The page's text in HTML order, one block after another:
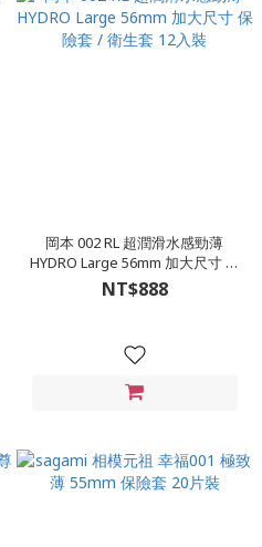
岡本 002 RL 超潤滑水感勁薄
HYDRO Large 56mm 加大尺寸 保
險套 / 衛生套 12入裝
NT$888